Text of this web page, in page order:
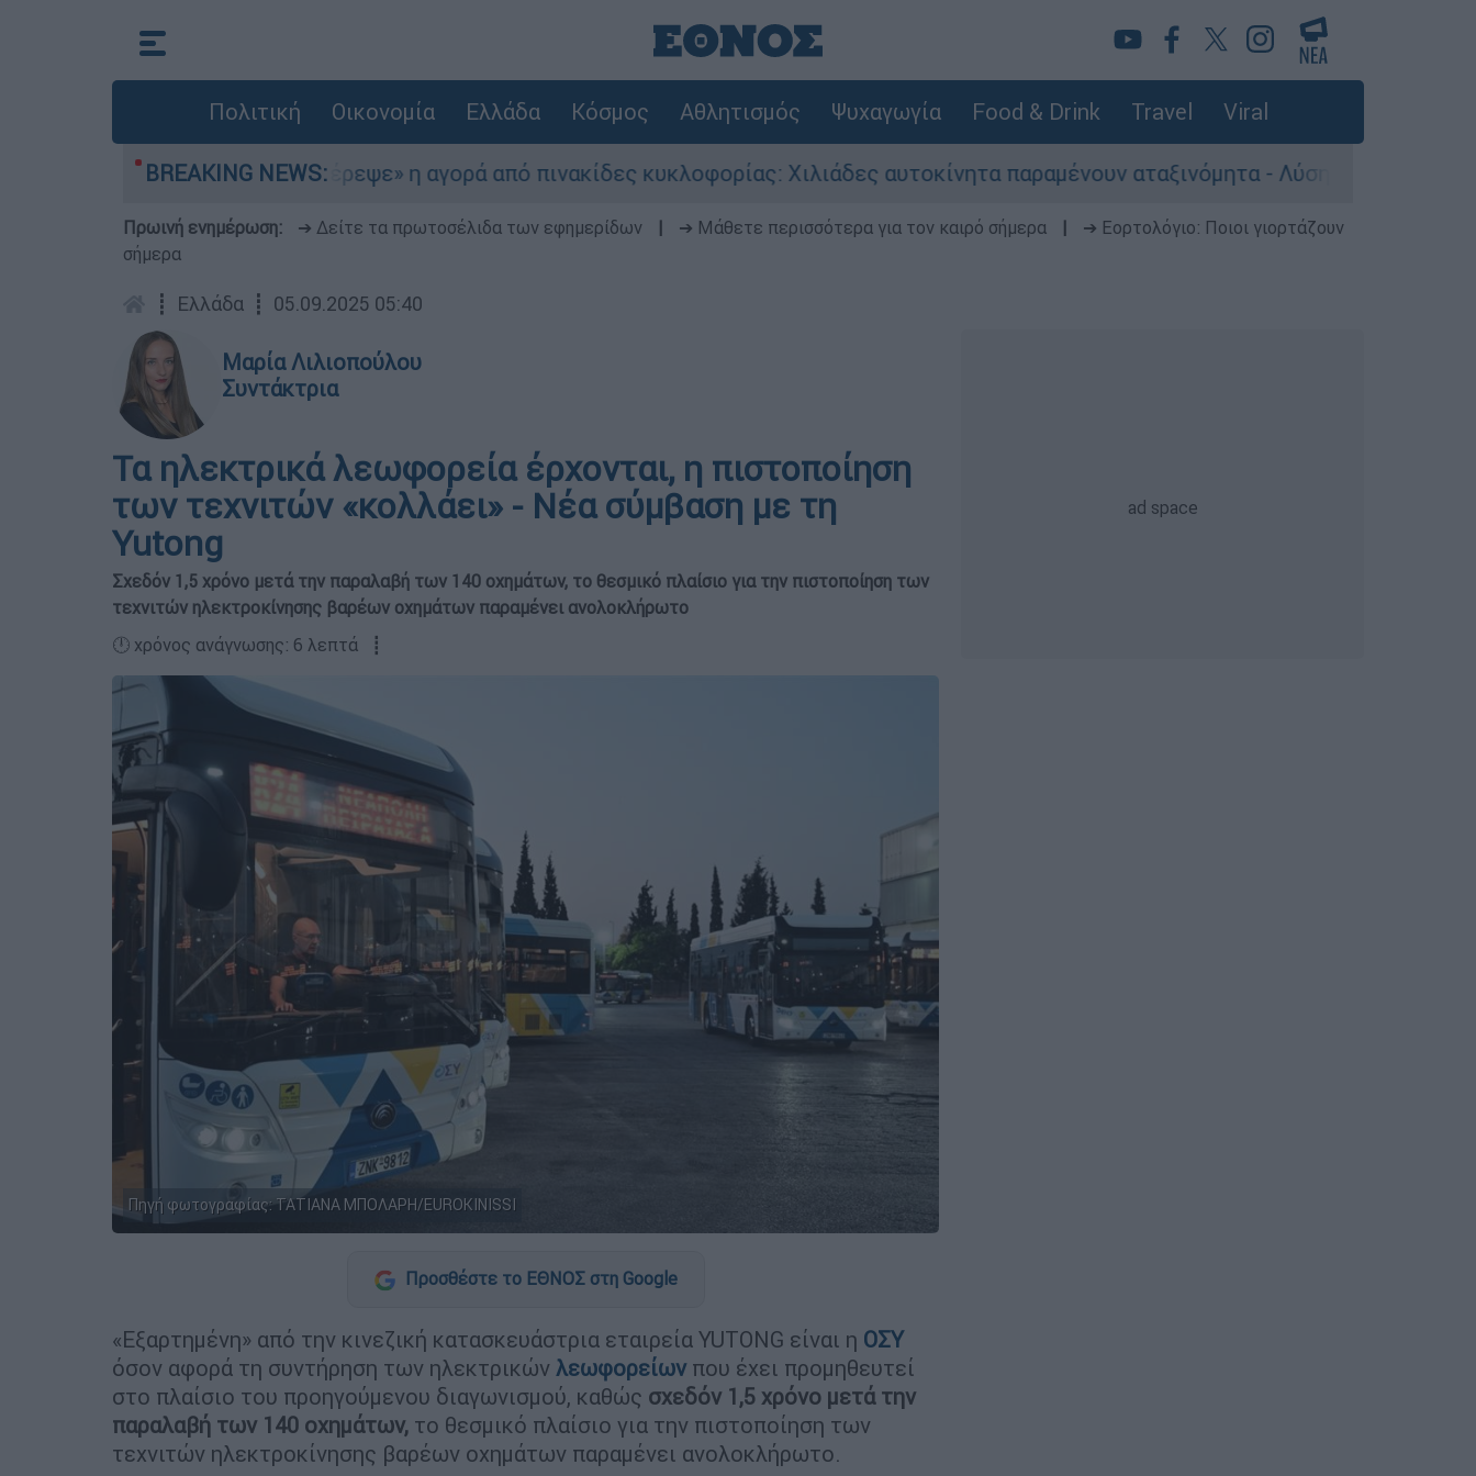
Πολιτική Οικονομία Ελλάδα Κόσμος Αθλητισμός Ψυχαγωγία Food & Drink Travel Viral
BREAKING NEWS:
«Στέρεψε» η αγορά από πινακίδες κυκλοφορίας: Χιλιάδες αυτοκίνητα παραμένουν αταξινόμητα - Λύση αναζητά το υπουργείο
Πρωινή ενημέρωση: ➔ Δείτε τα πρωτοσέλιδα των εφημερίδων ➔ Μάθετε περισσότερα για τον καιρό σήμερα
➔ Εορτολόγιο: Ποιοι γιορτάζουν
σήμερα
┋ Ελλάδα ┋ 05.09.2025 05:40
Μαρία Λιλιοπούλου
Συντάκτρια
Τα ηλεκτρικά λεωφορεία έρχονται, η πιστοποίηση
των τεχνιτών «κολλάει» - Νέα σύμβαση με τη
Yutong
Σχεδόν 1,5 χρόνο μετά την παραλαβή των 140 οχημάτων, το θεσμικό πλαίσιο για την πιστοποίηση των
τεχνιτών ηλεκτροκίνησης βαρέων οχημάτων παραμένει ανολοκλήρωτο
🕛 χρόνος ανάγνωσης: 6 λεπτά ┋
Πηγή φωτογραφίας: ΤΑΤΙΑΝΑ ΜΠΟΛΑΡΗ/EUROKINISSI
Προσθέστε το ΕΘΝΟΣ στη Google
«Εξαρτημένη» από την κινεζική κατασκευάστρια εταιρεία YUTONG είναι η ΟΣΥ
όσον αφορά τη συντήρηση των ηλεκτρικών λεωφορείων που έχει προμηθευτεί
στο πλαίσιο του προηγούμενου διαγωνισμού, καθώς σχεδόν 1,5 χρόνο μετά την
παραλαβή των 140 οχημάτων, το θεσμικό πλαίσιο για την πιστοποίηση των
τεχνιτών ηλεκτροκίνησης βαρέων οχημάτων παραμένει ανολοκλήρωτο.